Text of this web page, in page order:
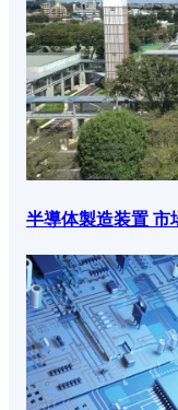
半導体製造装置 市